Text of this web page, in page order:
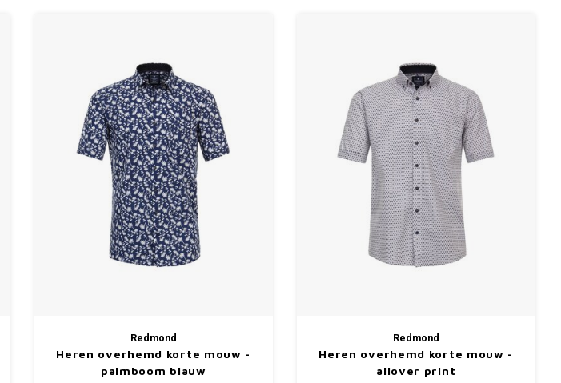
Redmond
Heren overhemd korte mouw -
palmboom blauw
Redmond
Heren overhemd korte mouw -
allover print